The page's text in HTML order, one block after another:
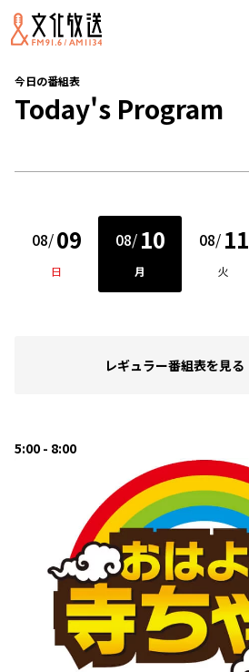
今日の番組表
Today's Program
08/09
日
08/ 10
月
08/ 11
火
レギュラー番組表を見る
5:00 - 8:00